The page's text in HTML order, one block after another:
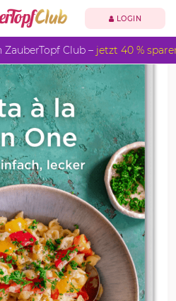
LOGIN
ZauberTopf Club – jetzt 40 %